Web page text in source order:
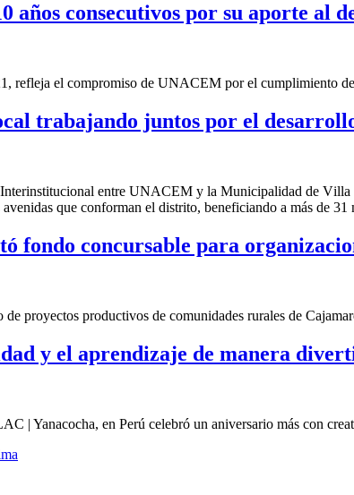
años consecutivos por su aporte al
refleja el compromiso de UNACEM por el cumplimiento
trabajando juntos por el
entre UNACEM y la Municipalidad de
avenidas que conforman el distrito, beneficiando a más de
fondo concursable para
proyectos productivos de comunidades rurales de
y el aprendizaje de manera
| Yanacocha, en Perú celebró un aniversario más con